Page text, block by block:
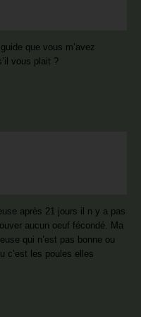
que vous m’avez
vous plait ?
après 21 jours il n y a pas
aucun oeuf fécondé. Ma
qui n’est pas bonne ou
c’est les poules elles